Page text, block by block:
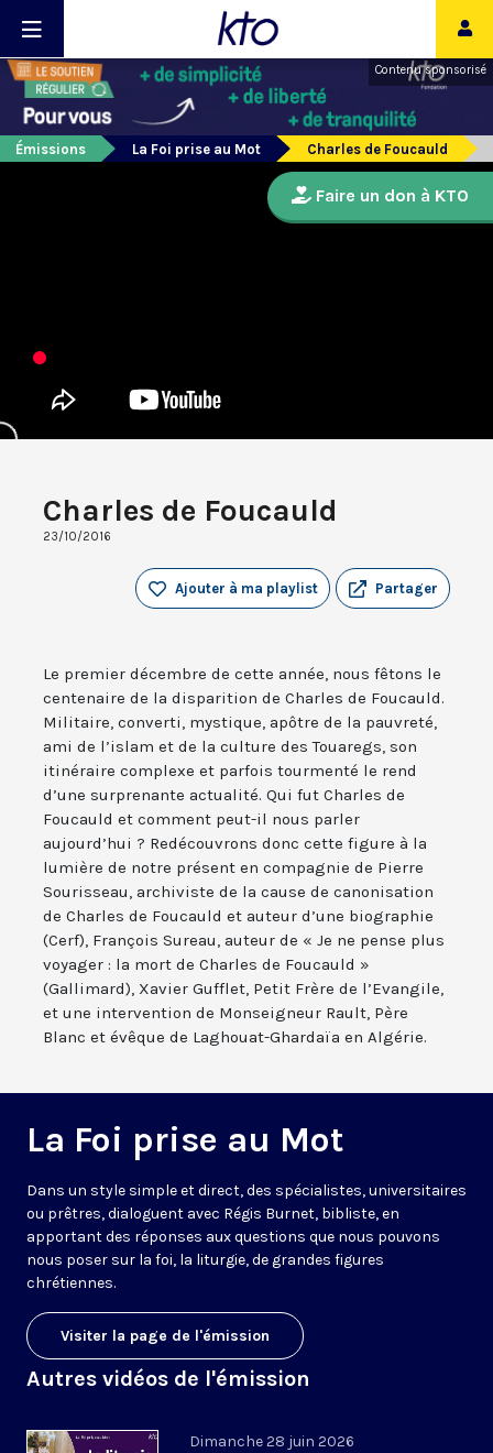
Contenu sponsorisé
Émissions La Foi prise au Mot Charles de Foucauld
Charles de Foucauld
23/10/2016
Partager
Ajouter à ma playlist
Le premier décembre de cette année, nous fêtons le
centenaire de la disparition de Charles de Foucauld.
Militaire, converti, mystique, apôtre de la pauvreté,
ami de l’islam et de la culture des Touaregs, son
itinéraire complexe et parfois tourmenté le rend
d’une surprenante actualité. Qui fut Charles de
Foucauld et comment peut-il nous parler
aujourd’hui ? Redécouvrons donc cette figure à la
lumière de notre présent en compagnie de Pierre
Sourisseau, archiviste de la cause de canonisation
de Charles de Foucauld et auteur d’une biographie
(Cerf), François Sureau, auteur de « Je ne pense plus
voyager : la mort de Charles de Foucauld »
(Gallimard), Xavier Gufflet, Petit Frère de l’Evangile,
et une intervention de Monseigneur Rault, Père
Blanc et évêque de Laghouat-Ghardaïa en Algérie.
La Foi prise au Mot
Dans un style simple et direct, des spécialistes, universitaires
ou prêtres, dialoguent avec Régis Burnet, bibliste, en
apportant des réponses aux questions que nous pouvons
nous poser sur la foi, la liturgie, de grandes figures
chrétiennes.
Visiter la page de l'émission
Autres vidéos de l'émission
Dimanche 28 juin 2026
Faire un don à KTO